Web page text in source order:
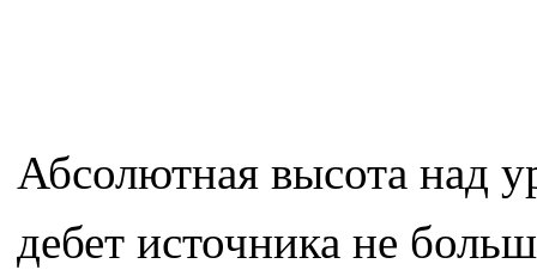
Абсолютная высота над
дебет источника не